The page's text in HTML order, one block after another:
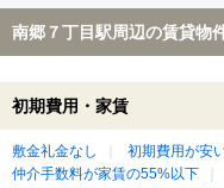
南郷７丁目駅周辺の賃貸物
初期費用・家賃
敷金礼金なし 初期費用が安
仲介手数料が家賃の55%以下